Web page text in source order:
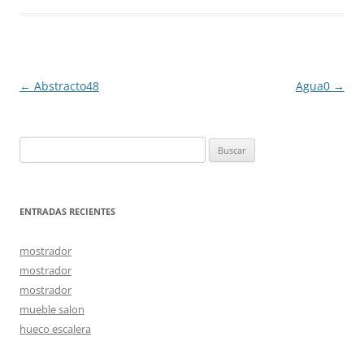
Navegación
← Abstracto48 Agua0 →
ENTRADAS RECIENTES
mostrador
mostrador
mostrador
mueble salon
hueco escalera